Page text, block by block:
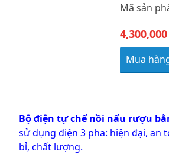
Mã sản
Mua
Bộ điện tự chế nồi nấu rượu
sử dụng điện 3 pha: hiện đại, an
bỉ, chất lượng.